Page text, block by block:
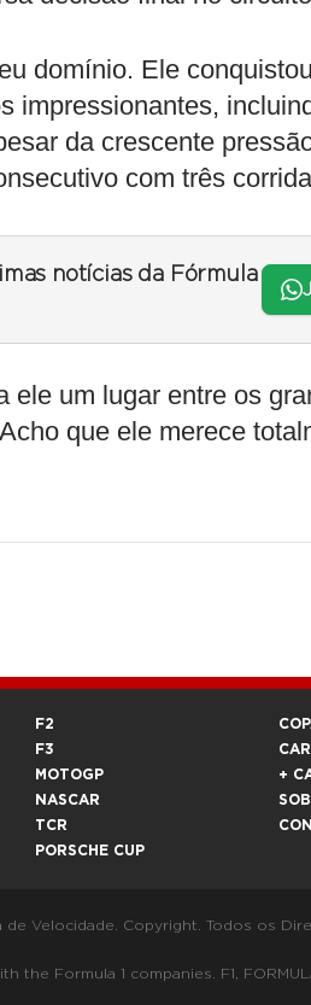
domínio. Ele
impressionantes,
da crescente
com três
notícias da Fórmula
ele um lugar entre os
que ele merece
F2
F3
MOTOGP
NASCAR
TCR
PORSCHE CUP
+
de Velocidade. Copyright. Todos os
Formula 1 companies. F1,